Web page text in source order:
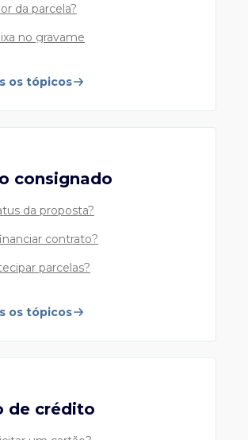
da parcela?
no gravame
os tópicos
consignado
da proposta?
contrato?
parcelas?
os tópicos
de crédito